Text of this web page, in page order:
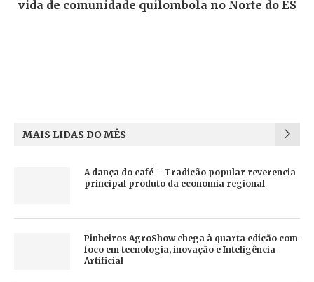
vida de comunidade quilombola no Norte do ES
MAIS LIDAS DO MÊS
A dança do café – Tradição popular reverencia
principal produto da economia regional
Pinheiros AgroShow chega à quarta edição com
foco em tecnologia, inovação e Inteligência
Artificial